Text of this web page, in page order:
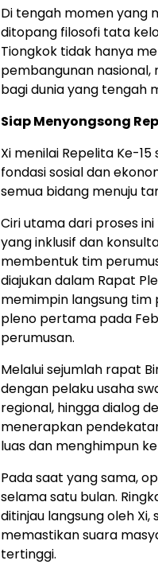
Di tengah momen yang
ditopang filosofi tata
Tiongkok tidak hanya
pembangunan
bagi dunia yang tengah
Siap Menyongsong
Xi menilai Repelita Ke-
fondasi sosial dan
semua bidang menuju
Ciri utama dari proses
yang inklusif dan
membentuk tim
diajukan dalam Rapat
memimpin langsung
pleno pertama pada
perumusan.
Melalui sejumlah rapat
dengan pelaku usaha
regional, hingga dialog
menerapkan
luas dan menghimpun
Pada saat yang sama,
selama satu bulan.
ditinjau langsung oleh
memastikan suara
tertinggi.